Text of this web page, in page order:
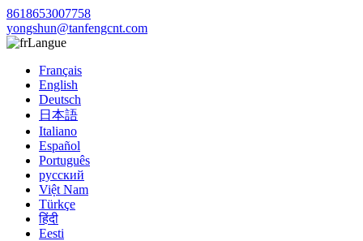
8618653007758
yongshun@tanfengcnt.com
Langue
Français
English
Deutsch
日本語
Italiano
Español
Português
русский
Việt Nam
Türkçe
हिंदी
Eesti